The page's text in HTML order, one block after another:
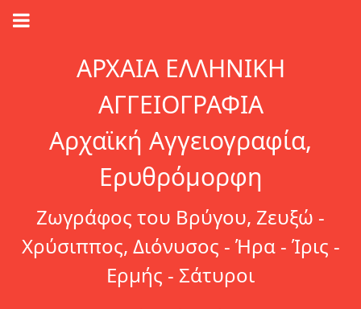
ΑΡΧΑΙΑ ΕΛΛΗΝΙΚΗ
ΑΓΓΕΙΟΓΡΑΦΙΑ
Αρχαϊκή Αγγειογραφία,
Ερυθρόμορφη
Ζωγράφος του Βρύγου, Ζευξώ -
Χρύσιππος, Διόνυσος - Ήρα - Ίρις -
Ερμής - Σάτυροι